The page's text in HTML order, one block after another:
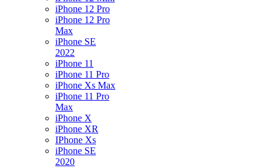
iPhone 12 Pro
iPhone 12 Pro
Max
iPhone SE
2022
iPhone 11
iPhone 11 Pro
iPhone Xs Max
iPhone 11 Pro
Max
iPhone X
iPhone XR
IPhone Xs
iPhone SE
2020